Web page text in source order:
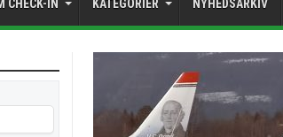
CHECK-IN KATEGORIER NYHEDSARKIV